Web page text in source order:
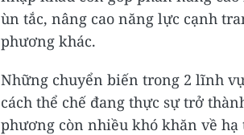
ùn tắc, nâng cao năng lực cạnh
phương khác.
Những chuyển biến trong 2 lĩnh
cách thể chế đang thực sự trở
phương còn nhiều khó khăn về